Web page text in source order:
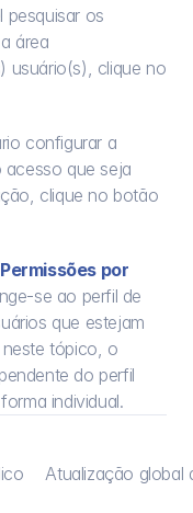
pesquisar os
área
usuário(s), clique no
configurar a
acesso que seja
Permissões por
se ao perfil de
que estejam
tópico, o
do perfil
individual.
Atualização global